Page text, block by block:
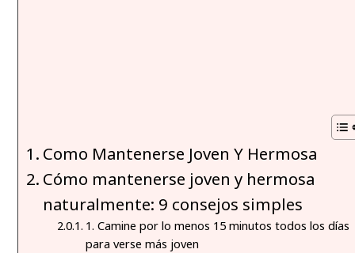
Como Mantenerse Joven Y Hermosa
Cómo mantenerse joven y hermosa
naturalmente: 9 consejos simples
1. Camine por lo menos 15 minutos todos los días
para verse más joven